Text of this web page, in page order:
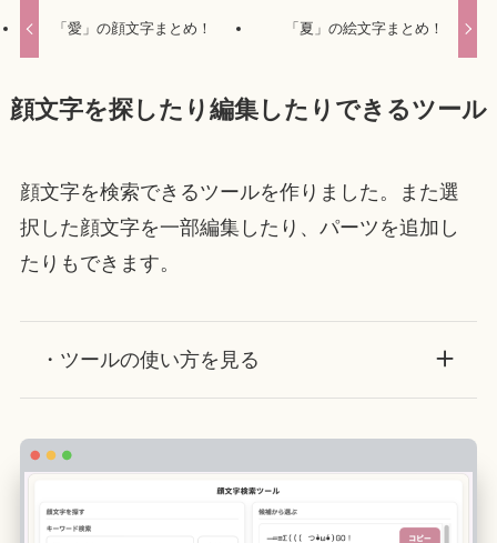
「愛」の顔文字まとめ！ 「夏」の絵文字まとめ！
顔文字を探したり編集したりできるツール
顔文字を検索できるツールを作りました。また選
択した顔文字を一部編集したり、パーツを追加し
たりもできます。
・ツールの使い方を見る